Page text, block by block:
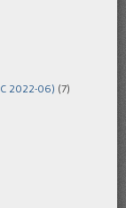
2022-06) (7)